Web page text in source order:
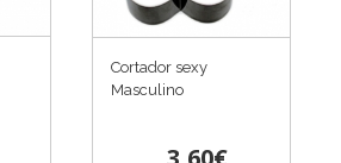
Cortador sexy
Masculino